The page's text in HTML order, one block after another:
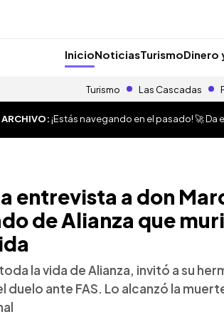
InicioNoticiasTurismoDinero
Turismo Las Cascadas
¡Estás navegando en el pasado! 🚀 Da
entrevista a don
de Alianza que
la vida de Alianza, invitó a su
duelo ante FAS. Lo alcanzó la